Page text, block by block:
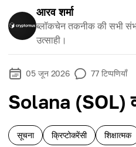
आरव शर्मा
ब्लॉकचेन तकनीक की सभी
उत्साही।
05 जून 2026 77 टिप्पणियाँ
Solana (SOL)
सूचना क्रिप्टोकरेंसी शिक्षात्मक